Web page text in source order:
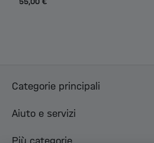
Categorie principali
Aiuto e servizi